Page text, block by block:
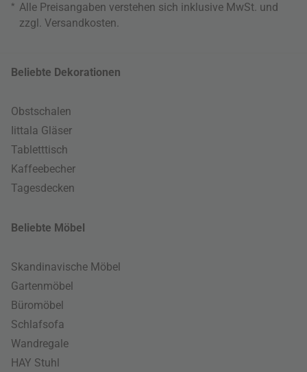
* Alle Preisangaben verstehen sich inklusive MwSt. und
zzgl. Versandkosten.
Beliebte Dekorationen
Obstschalen
Iittala Gläser
Tabletttisch
Kaffeebecher
Tagesdecken
Beliebte Möbel
Skandinavische Möbel
Gartenmöbel
Büromöbel
Schlafsofa
Wandregale
HAY Stuhl